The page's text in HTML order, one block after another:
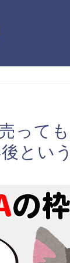
って
後とい